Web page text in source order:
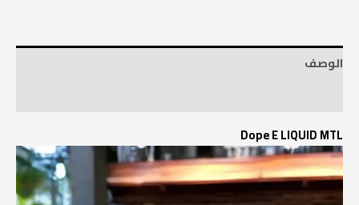
الوصف
Dope E LIQUID MTL